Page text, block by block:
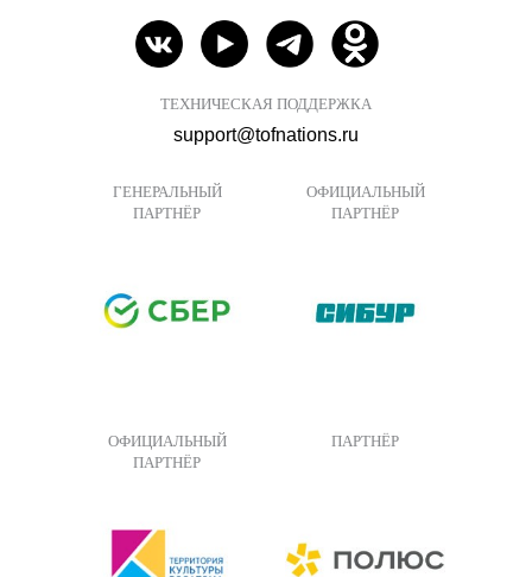
ТЕХНИЧЕСКАЯ ПОДДЕРЖКА
support@tofnations.ru
ГЕНЕРАЛЬНЫЙ
ПАРТНЁР
ОФИЦИАЛЬНЫЙ
ПАРТНЁР
ОФИЦИАЛЬНЫЙ
ПАРТНЁР
ПАРТНЁР